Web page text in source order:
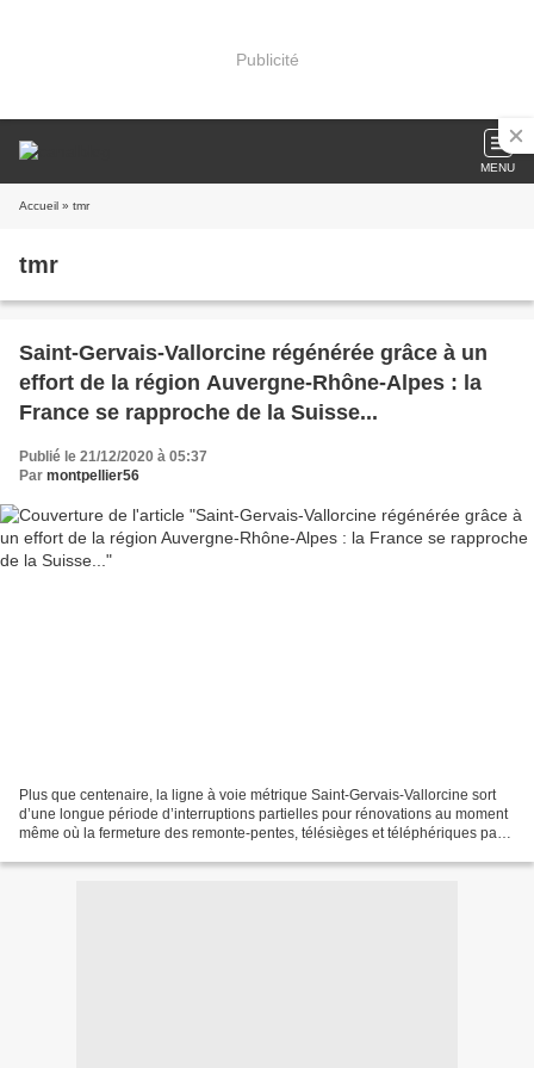
Publicité
MENU
Accueil » tmr
tmr
Saint-Gervais-Vallorcine régénérée grâce à un
effort de la région Auvergne-Rhône-Alpes : la
France se rapproche de la Suisse...
Publié le 21/12/2020 à 05:37
Par montpellier56
Plus que centenaire, la ligne à voie métrique Saint-Gervais-Vallorcine sort
d’une longue période d’interruptions partielles pour rénovations au moment
même où la fermeture des remonte-pentes, télésièges et téléphériques par